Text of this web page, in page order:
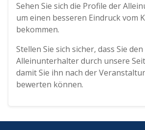
Sehen Sie sich die Profile der
um einen besseren Eindruck vom
bekommen.
Stellen Sie sich sicher, dass Sie den
Alleinunterhalter durch unsere
damit Sie ihn nach der
bewerten können.